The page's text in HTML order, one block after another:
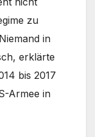
zu
in
erklärte
bis 2017
Armee in